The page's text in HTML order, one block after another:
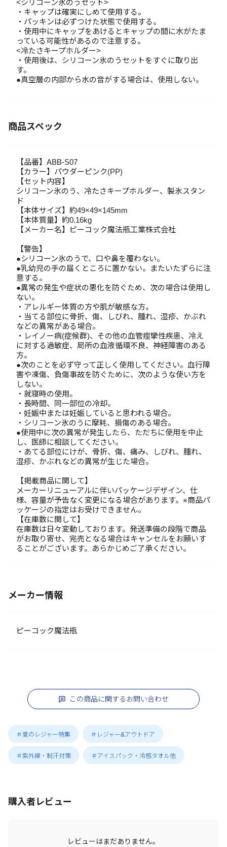
<シリコーン氷のうセット>
・キャップは確実にしめて使用する。
・パッキンは必ずつけた状態で使用する。
・使用中にキャップをあけるとキャップの間に水がたま
っている可能性があるので注意する。
<冷たさキープホルダー>
・使用後は、シリコーン氷のうセットをすぐに取り出
す。
●真空層の内部から水の音がする場合は、使用しない。
商品スペック
【品番】ABB-S07
【カラー】パウダーピンク(PP)
【セット内容】
シリコーン氷のう、冷たさキープホルダー、製氷スタン
ド
【本体サイズ】約49×49×145mm
【本体質量】約0.16kg
【メーカー名】ピーコック魔法瓶工業株式会社
【警告】
●シリコーン氷のうで、口や鼻を覆わない。
●乳幼児の手の届くところに置かない。またいたずらに注
意する。
●異常の発生や症状の悪化を防ぐため、次の場合は使用し
ない。
・アレルギー体質の方や肌が敏感な方。
・当てる部位に骨折、傷、しびれ、腫れ、湿疹、かぶれ
などの異常がある場合。
・レイノー病(症候群)、その他の血管痙攣性疾患、冷え
に対する過敏症、局所の血液循環不良、神経障害のある
方。
●次のことを必ず守って正しく使用してください。血行障
害や凍傷、負傷事故を防ぐために、次のような使い方を
しない。
・就寝時の使用。
・長時間、同一部位の冷却。
・妊娠中または妊娠していると思われる場合。
・シリコーン氷のうに摩耗、損傷のある場合。
●使用中に次の異常が発生したら、ただちに使用を中止
し、医師に相談してください。
・あてる部位にけが、骨折、傷、痛み、しびれ、腫れ、
湿疹、かぶれなどの異常が生じた場合。
【掲載商品に関して】
メーカーリニューアルに伴いパッケージデザイン、仕
様、容量が予告なく変更になる場合があります。※商品パ
ッケージの指定はお受けできません。
【在庫数に関して】
在庫数は日々変動しております。発送準備の段階で商品
がお取り寄せ、完売となる場合はキャンセルをお願いす
ることがございます。あらかじめご了承ください。
メーカー情報
ピーコック魔法瓶
この商品に関するお問い合わせ
＃夏のレジャー特集 ＃レジャー&アウトドア
＃紫外線・制汗対策 ＃アイスパック・冷感タオル他
購入者レビュー
レビューはまだありません。